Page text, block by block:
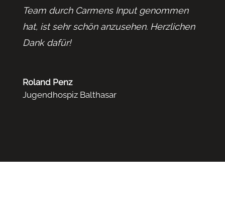
Team durch Carmens Input genommen
hat, ist sehr schön anzusehen. Herzlichen
Dank dafür!
Roland Penz
Jugendhospiz Balthasar